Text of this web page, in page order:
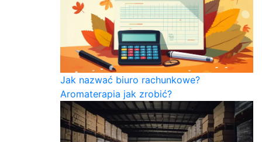
Jak nazwać biuro rachunkowe?
Aromaterapia jak zrobić?